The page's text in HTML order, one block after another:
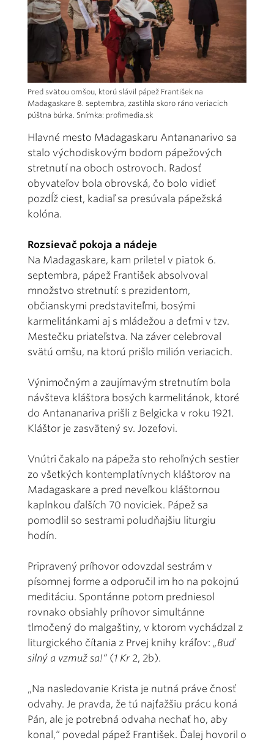
Pred svätou omšou, ktorú slávil pápež František na
Madagaskare 8. septembra, zastihla skoro ráno veriacich
púštna búrka. Snímka: profimedia.sk
Hlavné mesto Madagaskaru Antananarivo sa
stalo východiskovým bodom pápežových
stretnutí na oboch ostrovoch. Radosť
obyvateľov bola obrovská, čo bolo vidieť
pozdĺž ciest, kadiaľ sa presúvala pápežská
kolóna.
Rozsievač pokoja a nádeje
Na Madagaskare, kam priletel v piatok 6.
septembra, pápež František absolvoval
množstvo stretnutí: s prezidentom,
občianskymi predstaviteľmi, bosými
karmelitánkami aj s mládežou a deťmi v tzv.
Mestečku priateľstva. Na záver celebroval
svätú omšu, na ktorú prišlo milión veriacich.
Výnimočným a zaujímavým stretnutím bola
návšteva kláštora bosých karmelitánok, ktoré
do Antananariva prišli z Belgicka v roku 1921.
Kláštor je zasvätený sv. Jozefovi.
Vnútri čakalo na pápeža sto rehoľných sestier
zo všetkých kontemplatívnych kláštorov na
Madagaskare a pred neveľkou kláštornou
kaplnkou ďalších 70 noviciek. Pápež sa
pomodlil so sestrami poludňajšiu liturgiu
hodín.
Pripravený príhovor odovzdal sestrám v
písomnej forme a odporučil im ho na pokojnú
meditáciu. Spontánne potom predniesol
rovnako obsiahly príhovor simultánne
tlmočený do malgaštiny, v ktorom vychádzal z
liturgického čítania z Prvej knihy kráľov: „Buď
silný a vzmuž sa!“ (1 Kr 2, 2b).
„Na nasledovanie Krista je nutná práve čnosť
odvahy. Je pravda, že tú najťažšiu prácu koná
Pán, ale je potrebná odvaha nechať ho, aby
konal,“ povedal pápež František. Ďalej hovoril o